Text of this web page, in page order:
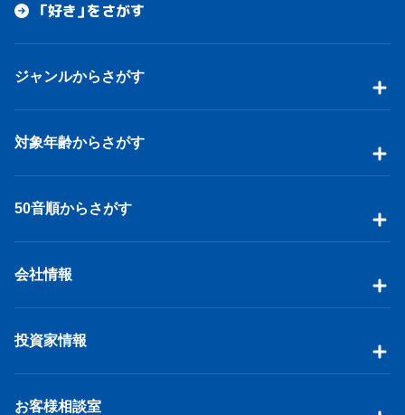
「好き」をさがす
ジャンルからさがす
対象年齢からさがす
50音順からさがす
会社情報
投資家情報
お客様相談室